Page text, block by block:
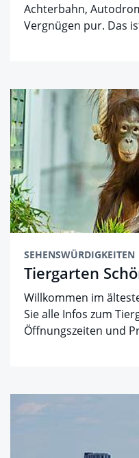
Achterbahn,
Vergnügen pur. Das
SEHENSWÜRDIGKEITEN
Tiergarten
Willkommen im
Sie alle Infos zum
Öffnungszeiten und